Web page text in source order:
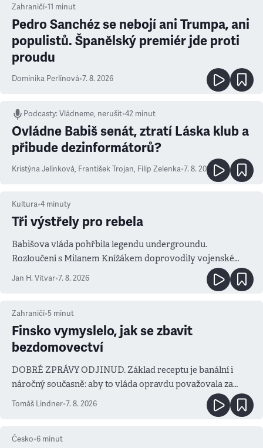
Zahraničí•11 minut
Pedro Sanchéz se nebojí ani Trumpa, ani
populistů. Španělský premiér jde proti
proudu
Dominika Perlínová•7. 8. 2026
Podcasty:Vládneme, nerušit•42 minut
Ovládne Babiš senát, ztratí Láska klub a
přibude dezinformátorů?
Kristýna Jelínková, František Trojan, Filip Zelenka•7. 8. 2026
Kultura•4 minuty
Tři výstřely pro rebela
Babišova vláda pohřbila legendu undergroundu.
Rozloučení s Milanem Knížákem doprovodily vojenské
salvy i kritika pokrokářů
Jan H. Vitvar•7. 8. 2026
Zahraničí•5 minut
Finsko vymyslelo, jak se zbavit
bezdomovectví
DOBRÉ ZPRÁVY ODJINUD. Základ receptu je banální i
náročný současně: aby to vláda opravdu považovala za
prioritu
Tomáš Lindner•7. 8. 2026
Česko•6 minut